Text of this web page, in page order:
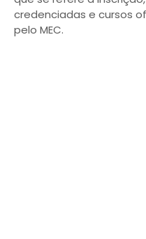
credenciadas e cursos
pelo MEC.